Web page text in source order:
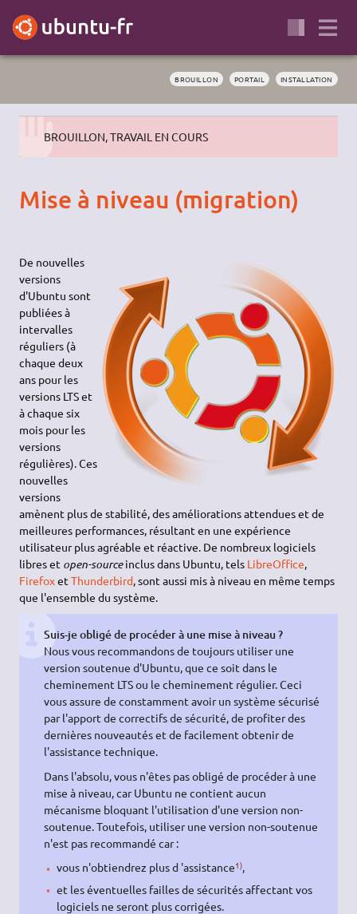
BROUILLON PORTAIL INSTALLATION
BROUILLON, TRAVAIL EN COURS
Mise à niveau (migration)
De nouvelles
versions
d'Ubuntu sont
publiées à
intervalles
réguliers (à
chaque deux
ans pour les
versions LTS et
à chaque six
mois pour les
versions
régulières). Ces
nouvelles
versions
amènent plus de stabilité, des améliorations attendues et de
meilleures performances, résultant en une expérience
utilisateur plus agréable et réactive. De nombreux logiciels
libres et open-sourceinclus dans Ubuntu, tels LibreOffice,
FirefoxetThunderbird, sont aussi mis à niveau en même temps
que l'ensemble du système.
Suis-je obligé de procéder à une mise à niveau ?
Nous vous recommandons de toujours utiliser une
version soutenue d'Ubuntu, que ce soit dans le
cheminement LTS ou le cheminement régulier. Ceci
vous assure de constamment avoir un système sécurisé
par l'apport de correctifs de sécurité, de profiter des
dernières nouveautés et de facilement obtenir de
l'assistance technique.
Dans l'absolu, vous n'êtes pas obligé de procéder à une
mise à niveau, car Ubuntu ne contient aucun
mécanisme bloquant l'utilisation d'une version non-
soutenue. Toutefois, utiliser une version non-soutenue
n'est pas recommandé car :
vous n'obtiendrez plus d 'assistance1),
et les éventuelles failles de sécurités affectant vos
logiciels ne seront plus corrigées.